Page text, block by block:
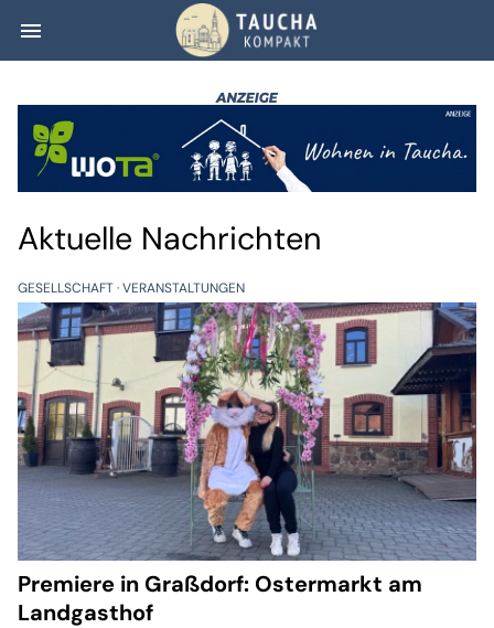
menu Taucha kompakt
Aktuelle Nachrichten
GESELLSCHAFT VERANSTALTUNGEN
Premiere in Graßdorf: Ostermarkt am
Landgasthof